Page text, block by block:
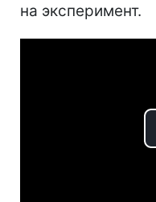
на эксперимент.